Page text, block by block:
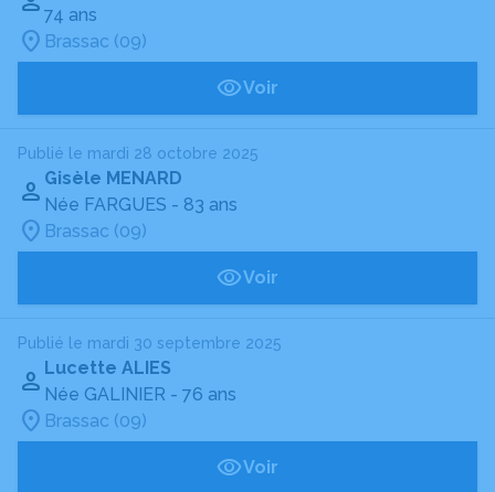
74 ans
Brassac (09)
Voir
Publié le mardi 28 octobre 2025
Gisèle MENARD
Née FARGUES - 83 ans
Brassac (09)
Voir
Publié le mardi 30 septembre 2025
Lucette ALIES
Née GALINIER - 76 ans
Brassac (09)
Voir